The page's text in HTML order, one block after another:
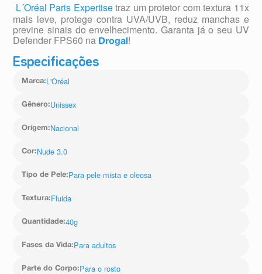
L´Oréal Paris Expertisetraz um protetor com textura 11x
mais leve, protege contra UVA/UVB, reduz manchas e
previne sinais do envelhecimento. Garanta já o seu UV
Defender FPS60 na Drogal !
Especificações
Marca:L'Oréal
Gênero:Unissex
Origem:Nacional
Cor:Nude 3.0
Tipo de Pele:Para pele mista e oleosa
Textura:Fluida
Quantidade:40g
Fases da Vida:Para adultos
Parte do Corpo:Para o rosto